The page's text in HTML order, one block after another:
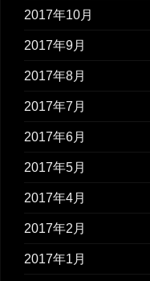
2017年10月
2017年9月
2017年8月
2017年7月
2017年6月
2017年5月
2017年4月
2017年2月
2017年1月